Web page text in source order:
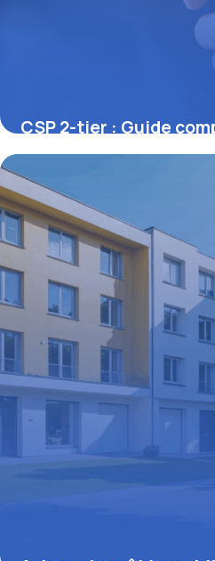
CSP 2-tier : Guide
réglementation
21 juin 2026